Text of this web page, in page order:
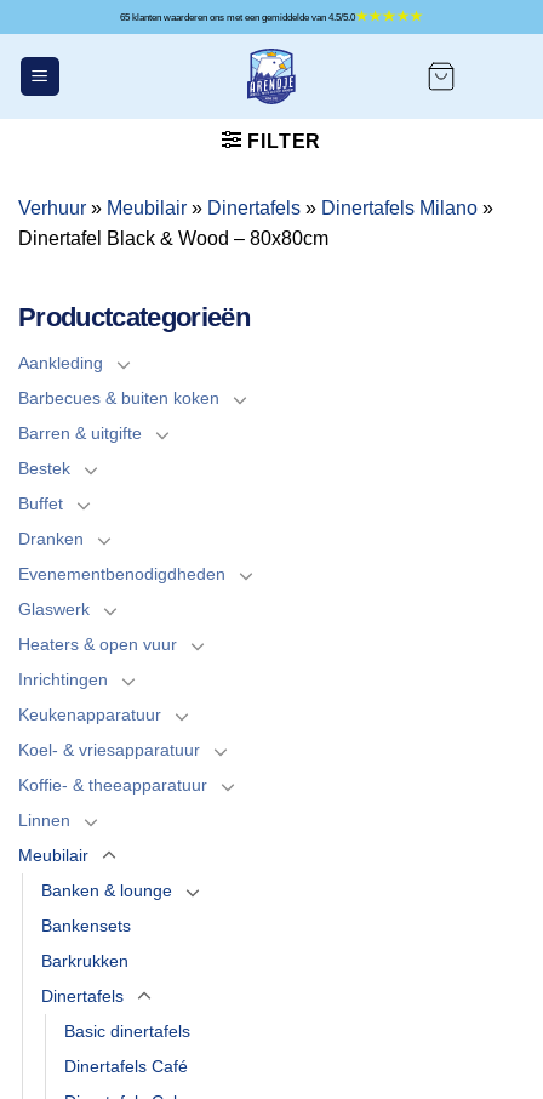
inhoud
65 klanten waarderen ons met een gemiddelde van 4.5/5.0
FILTER
Verhuur » Meubilair » Dinertafels » Dinertafels Milano »
Dinertafel Black & Wood – 80x80cm
Productcategorieën
Aankleding
Barbecues & buiten koken
Barren & uitgifte
Bestek
Buffet
Dranken
Evenementbenodigdheden
Glaswerk
Heaters & open vuur
Inrichtingen
Keukenapparatuur
Koel- & vriesapparatuur
Koffie- & theeapparatuur
Linnen
Meubilair
Banken & lounge
Bankensets
Barkrukken
Dinertafels
Basic dinertafels
Dinertafels Café